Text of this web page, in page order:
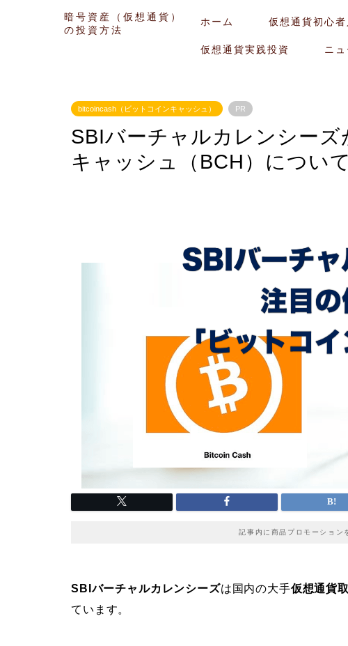
暗号資産（仮想通貨）
の投資方法
ホーム 仮想通貨初心
仮想通貨実践投資 ニュ
bitcoincash（ビットコインキャッシュ） PR
SBIバーチャルカレンシー
キャッシュ（BCH）について
記事内に商品プロモーション
SBIバーチャルカレンシーズは国内の大手仮想通貨
ています。